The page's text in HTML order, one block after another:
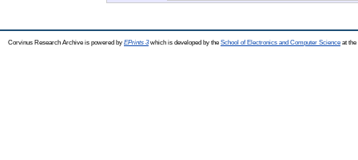
Corvinus Research Archive is powered by EPrints 3which is developed by the School of Electronics and Computer Science at